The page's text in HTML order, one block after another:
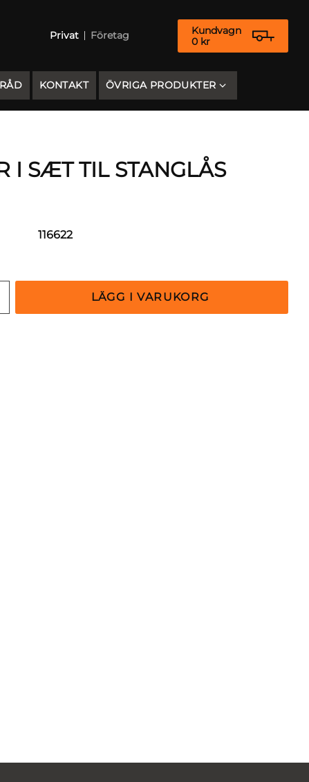
Privat Företag
Kundvagn
0 kr
KONTAKT ÖVRIGA PRODUKTER
I SÆT TIL STANGLÅS
116622